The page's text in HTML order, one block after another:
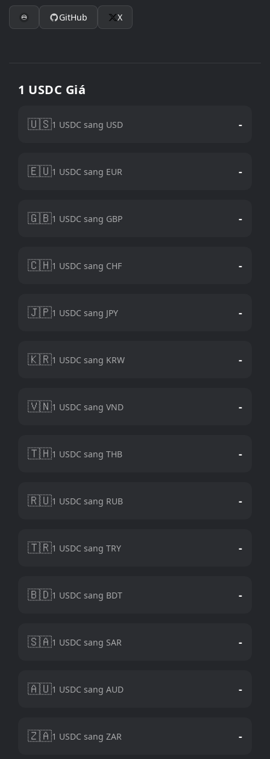
GitHub X
1 USDC Giá
🇺🇸1 USDC sang USD -
🇪🇺1 USDC sang EUR -
🇬🇧1 USDC sang GBP -
🇨🇭1 USDC sang CHF -
🇯🇵1 USDC sang JPY -
🇰🇷1 USDC sang KRW -
🇻🇳1 USDC sang VND -
🇹🇭1 USDC sang THB -
🇷🇺1 USDC sang RUB -
🇹🇷1 USDC sang TRY -
🇧🇩1 USDC sang BDT -
🇸🇦1 USDC sang SAR -
🇦🇺1 USDC sang AUD -
🇿🇦1 USDC sang ZAR -